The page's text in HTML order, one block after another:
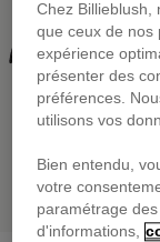
Chez Billieblush,
que ceux de nos
expérience
présenter des
préférences.
utilisons vos
Bien entendu,
votre
paramétrage
d'informations,